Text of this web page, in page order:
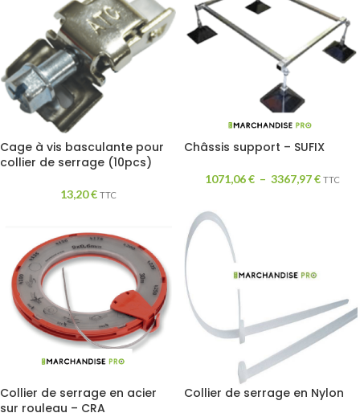
Cage à vis basculante pour
collier de serrage (10pcs)
13,20€ TTC
Châssis support – SUFIX
1071,06€ – 3367,97€ TTC
Collier de serrage en acier
sur rouleau – CRA
Collier de serrage en Nylon